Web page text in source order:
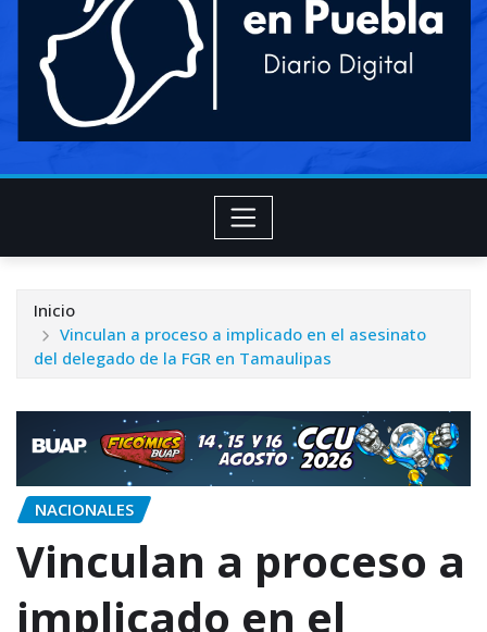
Inicio
Vinculan a proceso a implicado en el asesinato
del delegado de la FGR en Tamaulipas
NACIONALES
Vinculan a proceso a
implicado en el